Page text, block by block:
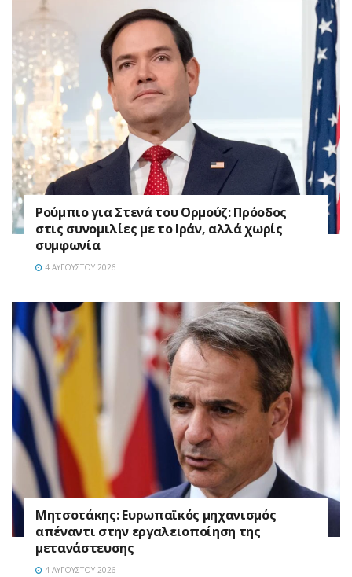
Ρούμπιο για Στενά του Ορμούζ: Πρόοδος
στις συνομιλίες με το Ιράν, αλλά χωρίς
συμφωνία
4 ΑΥΓΟΎΣΤΟΥ 2026
Μητσοτάκης: Ευρωπαϊκός μηχανισμός
απέναντι στην εργαλειοποίηση της
μετανάστευσης
4 ΑΥΓΟΎΣΤΟΥ 2026